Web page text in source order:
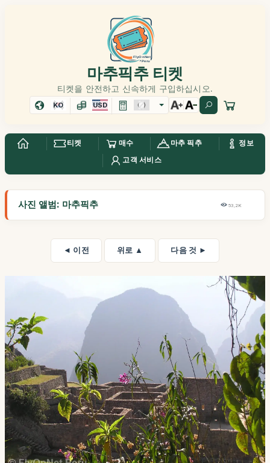
마추픽추 티켓
티켓을 안전하고 신속하게 구입하십시오.
KO USD
티켓 매수 마추 픽추
정보
고객 서비스
사진 앨범: 마추픽추 53,2K
◄ 이전 위로 ▲ 다음 것 ►